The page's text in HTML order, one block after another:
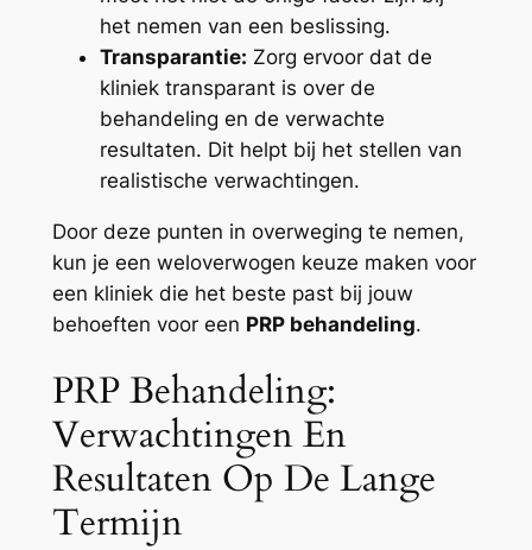
het nemen van een beslissing.
Transparantie: Zorg ervoor dat de
kliniek transparant is over de
behandeling en de verwachte
resultaten. Dit helpt bij het stellen van
realistische verwachtingen.
Door deze punten in overweging te nemen,
kun je een weloverwogen keuze maken voor
een kliniek die het beste past bij jouw
behoeften voor een PRP behandeling.
PRP Behandeling:
Verwachtingen En
Resultaten Op De Lange
Termijn